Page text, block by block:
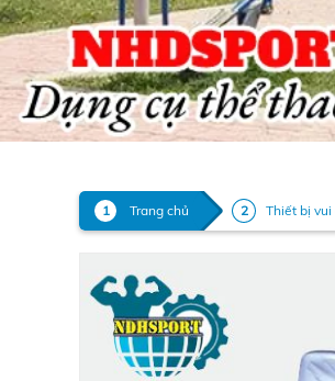
Trang chủ Thiết bị